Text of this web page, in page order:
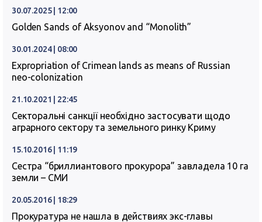
30.07.2025 | 12:00
Golden Sands of Aksyonov and “Monolith”
30.01.2024 | 08:00
Expropriation of Crimean lands as means of Russian
neo-colonization
21.10.2021 | 22:45
Секторальні санкції необхідно застосувати щодо
аграрного сектору та земельного ринку Криму
15.10.2016 | 11:19
Сестра “бриллиантового прокурора” завладела 10 га
земли – СМИ
20.05.2016 | 18:29
Прокуратура не нашла в действиях экс-главы